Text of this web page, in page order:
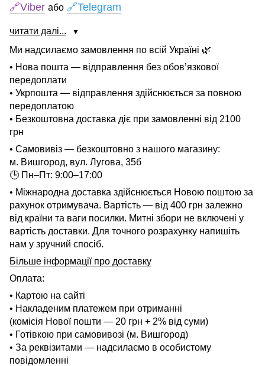
🔗Viber або 🔗Telegram
читати далі... ▼
Ми надсилаємо замовлення по всій Україні 🌿
• Нова пошта — відправлення без обов’язкової
передоплати
• Укрпошта — відправлення здійснюється за повною
передоплатою
• Безкоштовна доставка діє при замовленні від 2100
грн
• Самовивіз — безкоштовно з нашого магазину:
м. Вишгород, вул. Лугова, 35б
🕒 Пн–Пт: 9:00–17:00
• Міжнародна доставка здійснюється Новою поштою за
рахунок отримувача. Вартість — від 400 грн залежно
від країни та ваги посилки. Митні збори не включені у
вартість доставки. Для точного розрахунку напишіть
нам у зручний спосіб.
Більше інформації про доставку
Оплата:
• Картою на сайті
• Накладеним платежем при отриманні
(комісія Нової пошти — 20 грн + 2% від суми)
• Готівкою при самовивозі (м. Вишгород)
• За реквізитами — надсилаємо в особистому
повідомленні